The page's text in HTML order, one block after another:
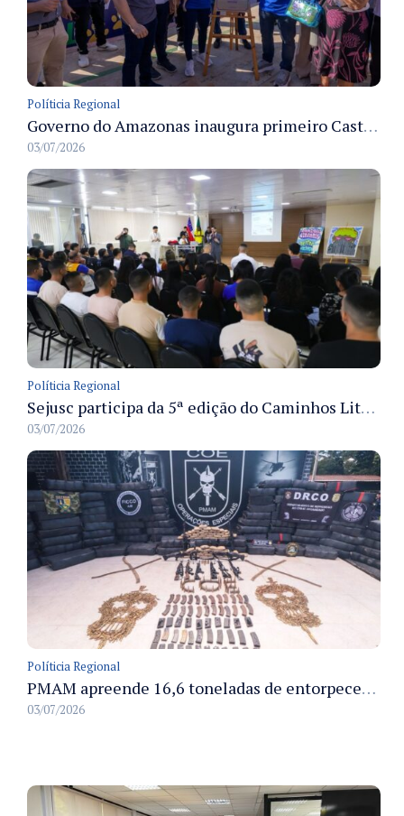
Políticia Regional
Governo do Amazonas inaugura primeiro Castramóvel Fluvial para atendimento veterinário às comunidades ribeirinhas e castração gratuita
03/07/2026
Políticia Regional
Sejusc participa da 5ª edição do Caminhos Literários com foco na cultura hip-hop nas unidades socioeducativas
03/07/2026
Políticia Regional
PMAM apreende 16,6 toneladas de entorpecentes e registra aumento nas prisões em flagrante e nas capturas de foragidos no primeiro semestre de 2026
03/07/2026